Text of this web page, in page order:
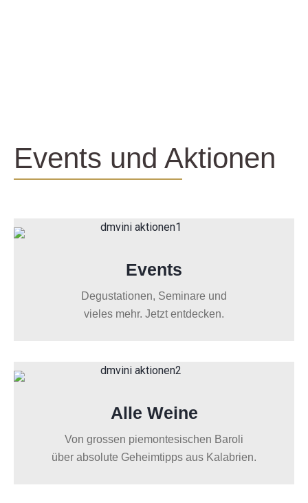
Events und Aktionen
Events
Degustationen, Seminare und
vieles mehr. Jetzt entdecken.
Alle Weine
Von grossen piemontesischen Baroli
über absolute Geheimtipps aus Kalabrien.